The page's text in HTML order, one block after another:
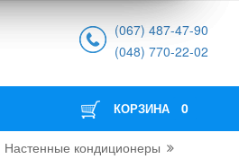
(067) 487-47-90
(048) 770-22-02
КОРЗИНА 0
Настенные кондиционеры